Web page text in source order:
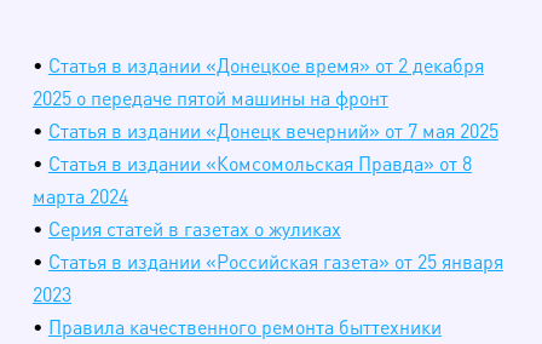
• Статья в издании «Донецкое время» от 2 декабря
2025 о передаче пятой машины на фронт
• Статья в издании «Донецк вечерний» от 7 мая 2025
• Статья в издании «Комсомольская Правда» от 8
марта 2024
• Cерия статей в газетах о жуликах
• Статья в издании «Российская газета» от 25 января
2023
• Правила качественного ремонта быттехники